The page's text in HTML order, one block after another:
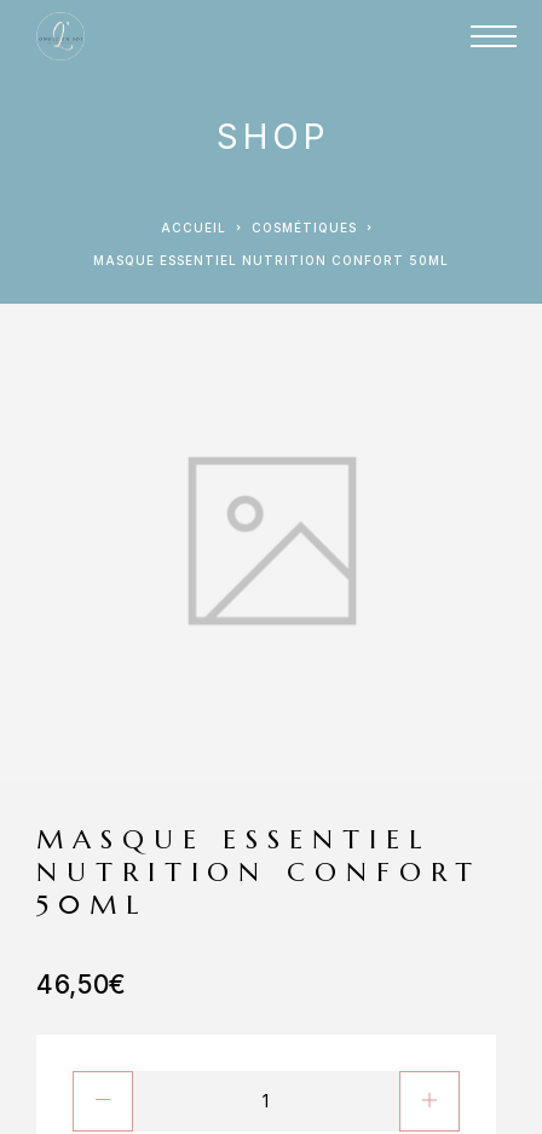
SHOP
ACCUEIL COSMÉTIQUES
MASQUE ESSENTIEL NUTRITION CONFORT 50ML
MASQUE ESSENTIEL
NUTRITION CONFORT
50ML
46,50€